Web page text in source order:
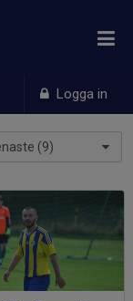
Logga in
(9)